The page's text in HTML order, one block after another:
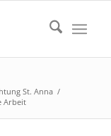
St. Anna /
Arbeit